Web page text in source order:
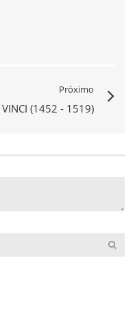
Próximo
(1452 - 1519)